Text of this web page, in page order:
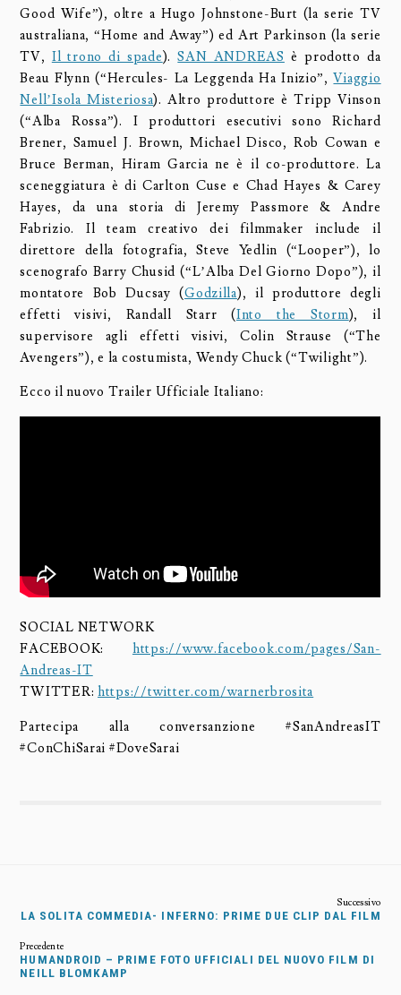
Good Wife”), oltre a Hugo Johnstone-Burt (la serie TV
australiana, “Home and Away”) ed Art Parkinson (la serie
TV, Il trono di spade).SAN ANDREAS è prodotto da
Beau Flynn (“Hercules- La Leggenda Ha Inizio”,Viaggio
Nell’Isola Misteriosa). Altro produttore è Tripp Vinson
(“Alba Rossa”). I produttori esecutivi sono Richard
Brener, Samuel J. Brown, Michael Disco, Rob Cowan e
Bruce Berman, Hiram Garcia ne è il co-produttore. La
sceneggiatura è di Carlton Cuse e Chad Hayes & Carey
Hayes, da una storia di Jeremy Passmore & Andre
Fabrizio. Il team creativo dei filmmaker include il
direttore della fotografia, Steve Yedlin (“Looper”), lo
scenografo Barry Chusid (“L’Alba Del Giorno Dopo”), il
montatore Bob Ducsay (Godzilla), il produttore degli
effetti visivi, Randall Starr (Into the Storm), il
supervisore agli effetti visivi, Colin Strause (“The
Avengers”), e la costumista, Wendy Chuck (“Twilight”).
Ecco il nuovo Trailer Ufficiale Italiano:
SOCIAL NETWORK
FACEBOOK: https://www.facebook.com/pages/San-
Andreas-IT
TWITTER:https://twitter.com/warnerbrosita
Partecipa alla conversanzione #SanAndreasIT
#ConChiSarai #DoveSarai
LA SOLITA COMMEDIA- INFERNO: PRIME DUE CLIP DAL FILM
HUMANDROID – PRIME FOTO UFFICIALI DEL NUOVO FILM DI
NEILL BLOMKAMP